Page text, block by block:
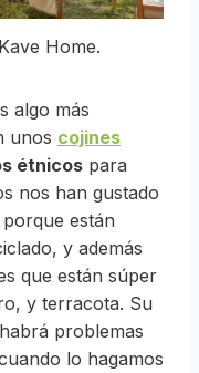
Home.
algo más
unos cojines
étnicos para
nos han gustado
porque están
y además
que están súper
y terracota. Su
problemas
lo hagamos